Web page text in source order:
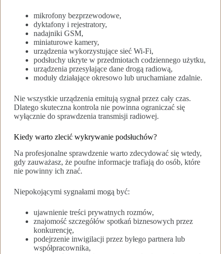
mikrofony bezprzewodowe,
dyktafony i rejestratory,
nadajniki GSM,
miniaturowe kamery,
urządzenia wykorzystujące sieć Wi-Fi,
podsłuchy ukryte w przedmiotach codziennego użytku,
urządzenia przesyłające dane drogą radiową,
moduły działające okresowo lub uruchamiane zdalnie.
Nie wszystkie urządzenia emitują sygnał przez cały czas.
Dlatego skuteczna kontrola nie powinna ograniczać się
wyłącznie do sprawdzenia transmisji radiowej.
Kiedy warto zlecić wykrywanie podsłuchów?
Na profesjonalne sprawdzenie warto zdecydować się wtedy,
gdy zauważasz, że poufne informacje trafiają do osób, które
nie powinny ich znać.
Niepokojącymi sygnałami mogą być:
ujawnienie treści prywatnych rozmów,
znajomość szczegółów spotkań biznesowych przez
konkurencję,
podejrzenie inwigilacji przez byłego partnera lub
współpracownika,